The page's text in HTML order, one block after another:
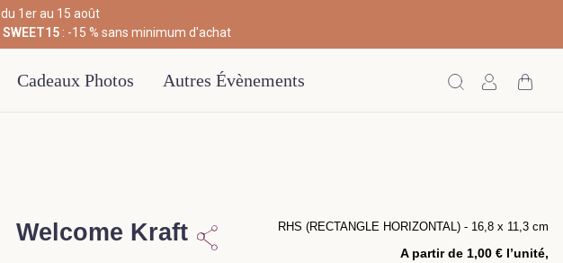
du 1er au 15 août
SWEET15 : -15 % sans minimum d'achat
Cadeaux Photos Autres Évènements
Welcome Kraft RHS (RECTANGLE HORIZONTAL) - 16,8 x 11,3 cm
A partir de 1,00 € l’unité,